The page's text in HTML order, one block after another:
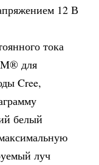
12 В
тока
для
Cree,
белый
луч